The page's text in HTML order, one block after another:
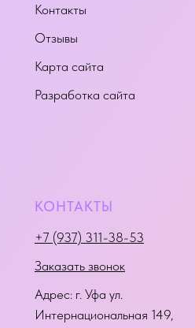
Контакты
Отзывы
Карта сайта
Разработка сайта
КОНТАКТЫ
+7 (937) 311-38-53
Заказать звонок
Адрес: г. Уфа ул.
Интернациональная 149,